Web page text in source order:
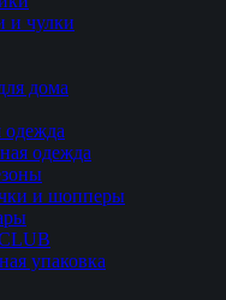
и чулки
дома
одежда
и шопперы
упаковка